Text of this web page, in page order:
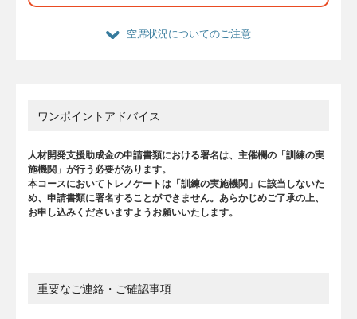
空席状況についてのご注意
ワンポイントアドバイス
人材開発支援助成金の申請書類における署名は、主催欄の「訓練の実
施機関」が行う必要があります。
本コースにおいてトレノケートは「訓練の実施機関」に該当しないた
め、申請書類に署名することができません。あらかじめご了承の上、
お申し込みくださいますようお願いいたします。
重要なご連絡・ご確認事項